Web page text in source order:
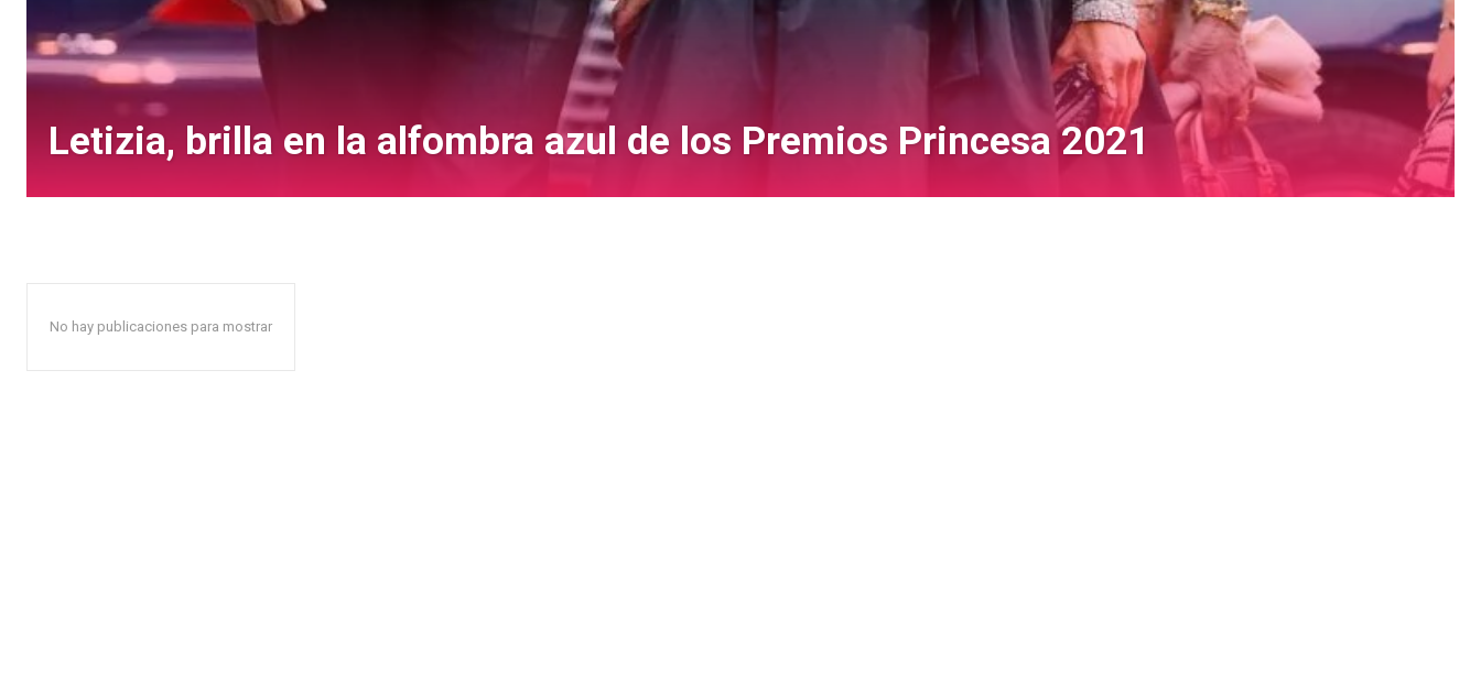
Letizia, brilla en la alfombra azul de los Premios Princesa 2021
No hay publicaciones para mostrar